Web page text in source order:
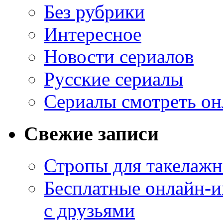
Без рубрики
Интересное
Новости сериалов
Русские сериалы
Сериалы смотреть
Свежие записи
Стропы для
Бесплатные
с друзьями